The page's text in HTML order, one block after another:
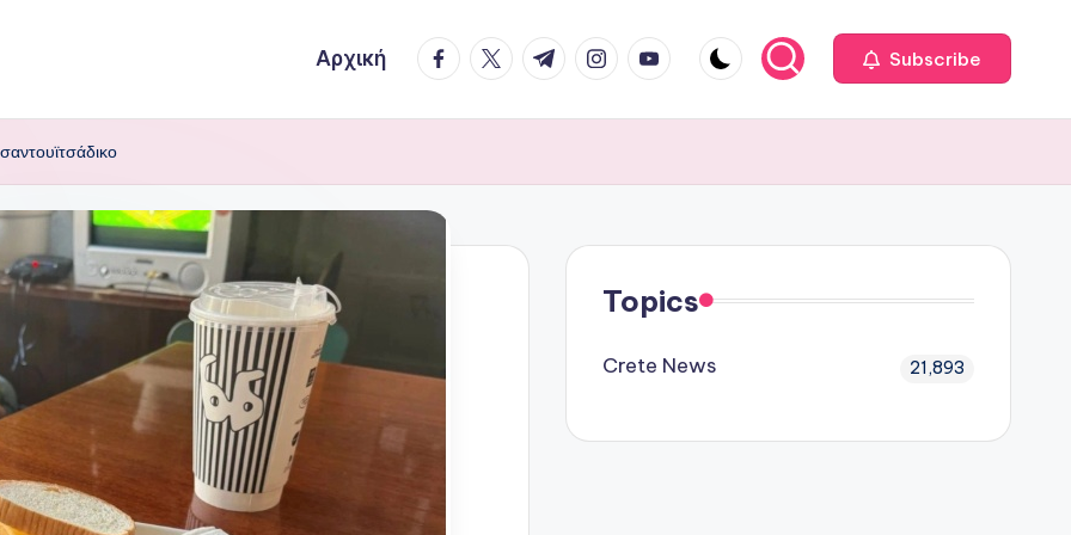
Αρχική facebook.com
twitter.com
t.me instagram.com
youtube.com Subscribe
Topics
Crete News 21,893